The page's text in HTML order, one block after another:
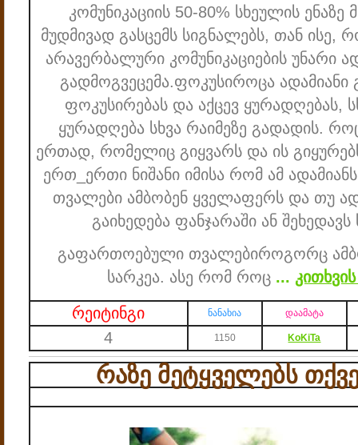
კომუნიკაციის 50-80% სხეულის ენაზე
მუდმივად გასცემს სიგნალებს, თან ისე,
არავერბალური კომუნიკაციების უნარი
გადმოგვეცემა.ფოკუსიროცა ადამიანი
ფოკუსირებას და აქცევ ყურადღებას,
ყურადღება სხვა რაიმეზე გადადის.
ერთად, რომელიც გიყვარს და ის
ერთ_ერთი ნიშანი იმისა რომ ამ
თვალები ამბობენ ყველაფერს და თუ
გაიხედება ფანჯარაში ან
გაფართოებული თვალებიროგორც
სარკეა. ასე რომ როც ...
რეიტინგი ნანახია დაამატა
4 1150 KoKiTa
რაზე მეტყველებს